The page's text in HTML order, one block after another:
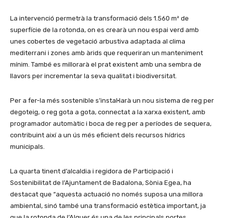
La intervenció permetrà la transformació dels 1.560 m² de
superfície de la rotonda, on es crearà un nou espai verd amb
unes cobertes de vegetació arbustiva adaptada al clima
mediterrani i zones amb àrids que requeriran un manteniment
mínim. També es millorarà el prat existent amb una sembra de
llavors per incrementar la seva qualitat i biodiversitat.
Per a fer-la més sostenible s’instal·larà un nou sistema de reg per
degoteig, o reg gota a gota, connectat a la xarxa existent, amb
programador automàtic i boca de reg per a períodes de sequera,
contribuint així a un ús més eficient dels recursos hídrics
municipals.
La quarta tinent d’alcaldia i regidora de Participació i
Sostenibilitat de l’Ajuntament de Badalona, Sònia Egea, ha
destacat que “aquesta actuació no només suposa una millora
ambiental, sinó també una transformació estètica important, ja